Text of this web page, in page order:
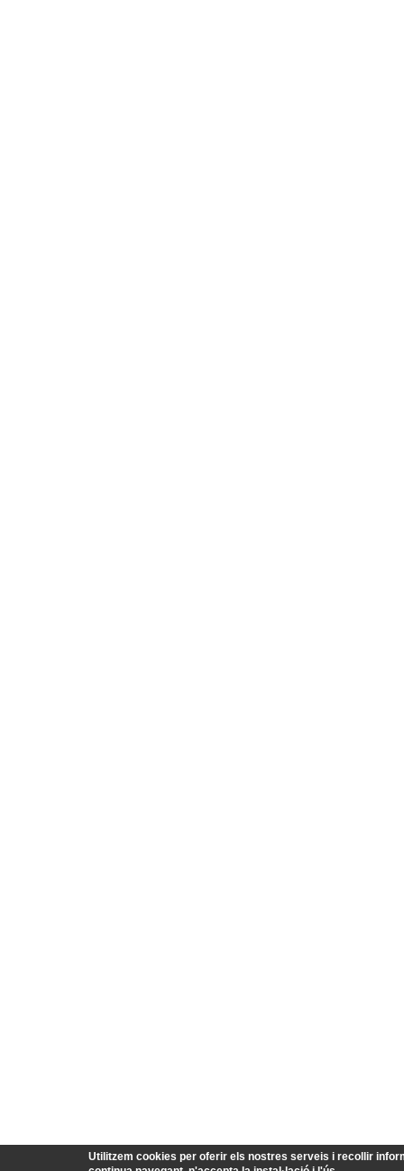
Utilitzem cookies per oferir els nostres serveis i recollir